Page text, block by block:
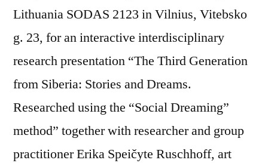
Lithuania SODAS 2123 in Vilnius, Vitebsko
g. 23, for an interactive interdisciplinary
research presentation “The Third Generation
from Siberia: Stories and Dreams.
Researched using the “Social Dreaming”
method” together with researcher and group
practitioner Erika Speičyte Ruschhoff, art